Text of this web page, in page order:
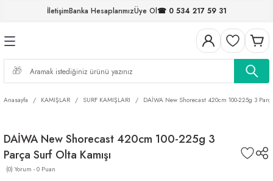
İletişimBanka HesaplarımızÜye Ol☎ 0 534 217 59 31
Geri Dön
Geri Dön
Geri Dön
MİSİNALAR
Geri Dön
FIRDÖNDÜLER
Geri Dön
Geri Dön
Geri Dön
Geri Dön
Anasayfa KAMIŞLAR SURF KAMIŞLARI DAİWA New Shorecast 420cm 100-225g 3
DAİWA New Shorecast 420cm 100-225g 3
Parça Surf Olta Kamışı
(0) Yorum - 0 Puan